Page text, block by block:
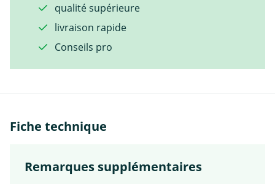
qualité supérieure
livraison rapide
Conseils pro
Fiche technique
Remarques supplémentaires